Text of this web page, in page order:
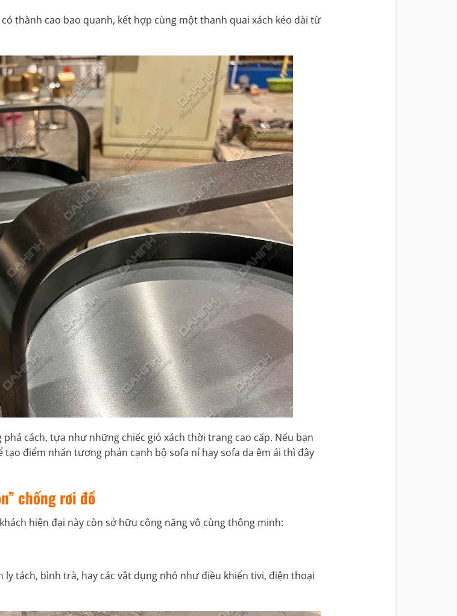
thành cao bao quanh, kết hợp cùng một thanh quai xách kéo dài từ
cách, tựa như những chiếc giỏ xách thời trang cao cấp. Nếu bạn
điểm nhấn tương phản cạnh bộ sofa nỉ hay sofa da êm ái thì đây
chống rơi đồ
hiện đại này còn sở hữu công năng vô cùng thông minh:
tách, bình trà, hay các vật dụng nhỏ như điều khiển tivi, điện thoại